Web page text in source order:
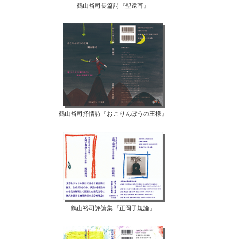
鶴山裕司長篇詩『聖遠耳』
鶴山裕司抒情詩『おこりんぼうの王様』
鶴山裕司評論集『正岡子規論』